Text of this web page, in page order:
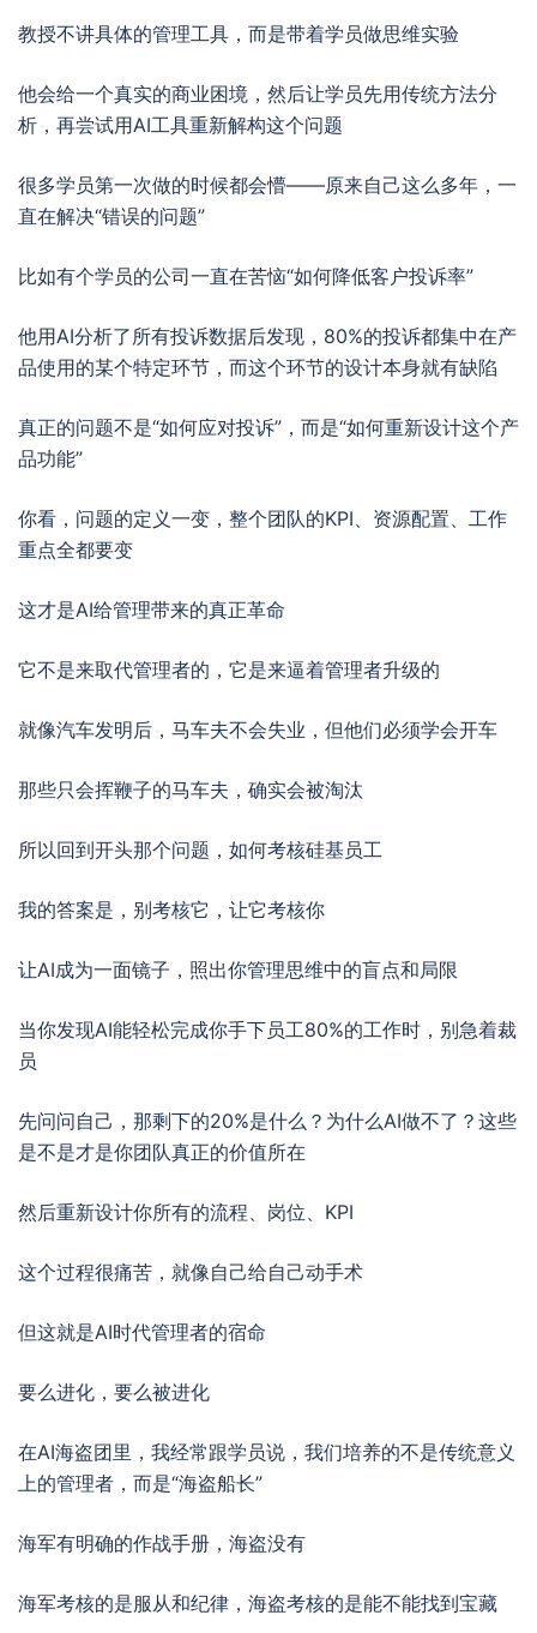
教授不讲具体的管理工具，而是带着学员做思维实验
他会给一个真实的商业困境，然后让学员先用传统方法分
析，再尝试用AI工具重新解构这个问题
很多学员第一次做的时候都会懵——原来自己这么多年，一
直在解决“错误的问题”
比如有个学员的公司一直在苦恼“如何降低客户投诉率”
他用AI分析了所有投诉数据后发现，80%的投诉都集中在产
品使用的某个特定环节，而这个环节的设计本身就有缺陷
真正的问题不是“如何应对投诉”，而是“如何重新设计这个产
品功能”
你看，问题的定义一变，整个团队的KPI、资源配置、工作
重点全都要变
这才是AI给管理带来的真正革命
它不是来取代管理者的，它是来逼着管理者升级的
就像汽车发明后，马车夫不会失业，但他们必须学会开车
那些只会挥鞭子的马车夫，确实会被淘汰
所以回到开头那个问题，如何考核硅基员工
我的答案是，别考核它，让它考核你
让AI成为一面镜子，照出你管理思维中的盲点和局限
当你发现AI能轻松完成你手下员工80%的工作时，别急着裁
员
先问问自己，那剩下的20%是什么？为什么AI做不了？这些
是不是才是你团队真正的价值所在
然后重新设计你所有的流程、岗位、KPI
这个过程很痛苦，就像自己给自己动手术
但这就是AI时代管理者的宿命
要么进化，要么被进化
在AI海盗团里，我经常跟学员说，我们培养的不是传统意义
上的管理者，而是“海盗船长”
海军有明确的作战手册，海盗没有
海军考核的是服从和纪律，海盗考核的是能不能找到宝藏